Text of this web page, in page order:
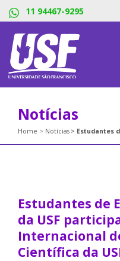
11 94467-9295
Notícias
Home Notícias Estudantes de Engenharia Química da USF participam de
Estudantes de
da USF
Internacional
Científica da